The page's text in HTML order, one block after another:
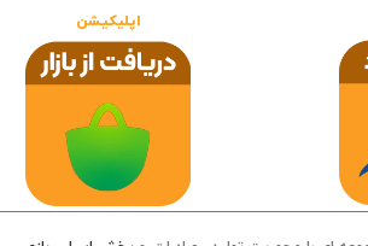
اپلیکیشن